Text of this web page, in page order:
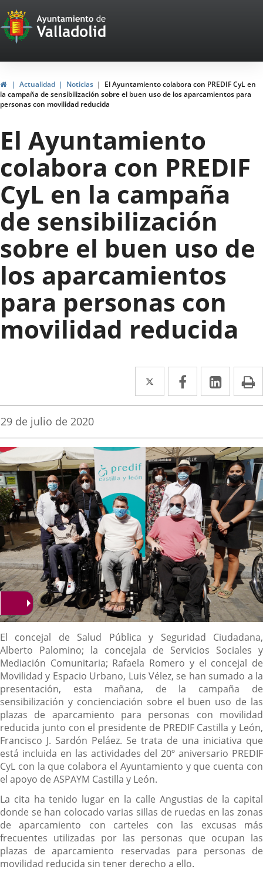
Portal
Web
del
Ayuntamiento
de
Valladolid
InicioActualidad Noticias
El Ayuntamiento colabora con PREDIF CyL en
la campaña de sensibilización sobre el buen uso de los aparcamientos para
personas con movilidad reducida
El Ayuntamiento
colabora con PREDIF
CyL en la campaña
de sensibilización
sobre el buen uso de
los aparcamientos
para personas con
movilidad reducida
Twitter
Enlace
a
aplicación
externa.
Facebook
Enlace
a
aplicación
externa.
Enlace
a
Fecha
la
noticia
29 de julio de 2020
Descripción
El concejal de Salud Pública y Seguridad Ciudadana,
Alberto Palomino; la concejala de Servicios Sociales y
Mediación Comunitaria; Rafaela Romero y el concejal de
Movilidad y Espacio Urbano, Luis Vélez, se han sumado a la
presentación, esta mañana, de la campaña de
sensibilización y concienciación sobre el buen uso de las
plazas de aparcamiento para personas con movilidad
reducida junto con el presidente de PREDIF Castilla y León,
Francisco J. Sardón Peláez. Se trata de una iniciativa que
está incluida en las actividades del 20º aniversario PREDIF
CyL con la que colabora el Ayuntamiento y que cuenta con
el apoyo de ASPAYM Castilla y León.
La cita ha tenido lugar en la calle Angustias de la capital
donde se han colocado varias sillas de ruedas en las zonas
de aparcamiento con carteles con las excusas más
frecuentes utilizadas por las personas que ocupan las
plazas de aparcamiento reservadas para personas de
movilidad reducida sin tener derecho a ello.